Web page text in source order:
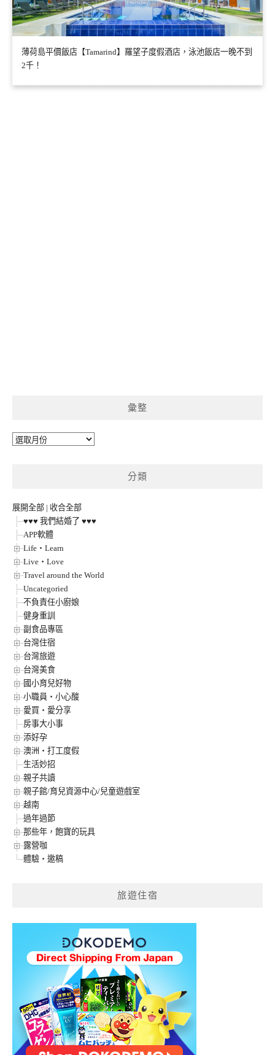
薄荷島平價飯店【Tamarind】羅望子度假酒店，泳池飯店一晚不到
2千！
彙整
彙
分類
展開全部 | 收合全部
♥♥♥ 我們結婚了 ♥♥♥
APP軟體
Life‧Learn
Live‧Love
Travel around the World
Uncategoried
不負責任小廚娘
健身重訓
副食品專區
台灣住宿
台灣旅遊
台灣美食
國小育兒好物
小職員‧小心酸
愛買‧愛分享
房事大小事
添好孕
澳洲‧打工度假
生活妙招
親子共讀
親子館/育兒資源中心/兒童遊戲室
越南
過年過節
那些年，飽寶的玩具
露營咖
體驗‧邀稿
旅遊住宿